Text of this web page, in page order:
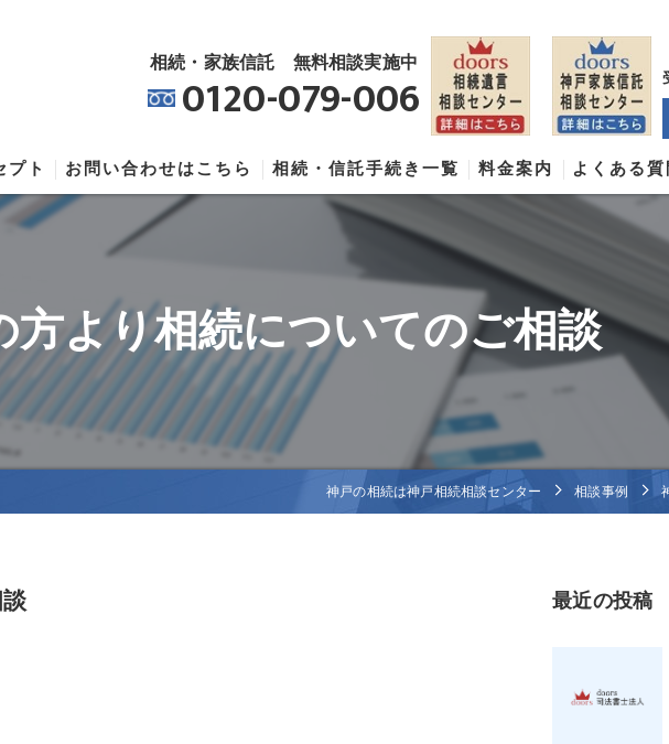
相続・家族信託 無料相談実施中
0120-079-006
プト
相続相談センターの口コミ情報
続相談センターのお客様の声
お問い合わせはこちら 相続・信託手続き一覧 料金案内 よくある
方より相続についてのご相談
神戸の相続は神戸相続相談センター 相談事例
最近の投稿